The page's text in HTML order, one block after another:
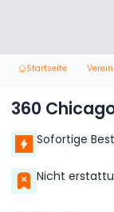
Startseite
360
Sofortige
Nicht